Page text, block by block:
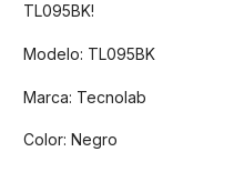
TL095BK!
Modelo: TL095BK
Marca: Tecnolab
Color: Negro